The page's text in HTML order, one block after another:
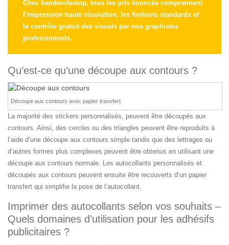
Chez banderolestop, tous les prix énoncés comprennent
l’impression haute résolution, les finitions standards et
le contrôle gratuit des visuels par nos graphistes
professionnels.
Qu’est-ce qu’une découpe aux contours ?
Découpe aux contours avec papier transfert
La majorité des stickers personnalisés, peuvent être découpés aux
contours. Ainsi, des cercles ou des triangles peuvent être reproduits à
l’aide d’une découpe aux contours simple tandis que des lettrages ou
d’autres formes plus complexes peuvent être obtenus en utilisant une
découpe aux contours normale. Les autocollants personnalisés et
découpés aux contours peuvent ensuite être recouverts d’un papier
transfert qui simplifie la pose de l’autocollant.
Imprimer des autocollants selon vos souhaits –
Quels domaines d’utilisation pour les adhésifs
publicitaires ?